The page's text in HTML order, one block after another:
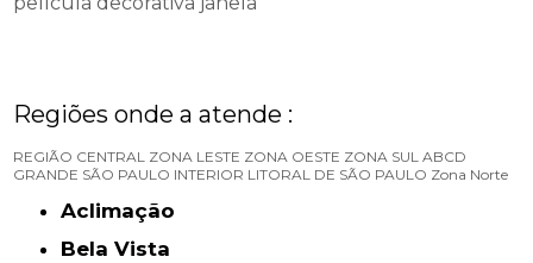
Regiões onde a atende :
REGIÃO CENTRAL ZONA LESTE ZONA OESTE ZONA SUL ABCD
GRANDE SÃO PAULO INTERIOR LITORAL DE SÃO PAULO Zona Norte
Aclimação
Bela Vista